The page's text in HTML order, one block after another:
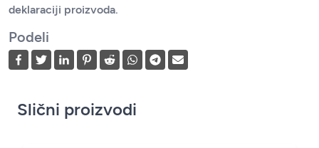
deklaraciji proizvoda.
Podeli
Slični proizvodi